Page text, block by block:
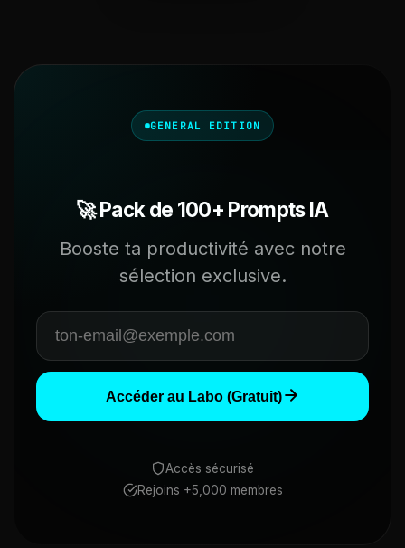
GENERAL EDITION
🚀 Pack de 100+ Prompts IA
Booste ta productivité avec notre
sélection exclusive.
Accéder au Labo (Gratuit)
Accès sécurisé
Rejoins +5,000 membres